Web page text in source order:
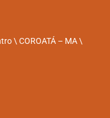
\ COROATÁ – MA \